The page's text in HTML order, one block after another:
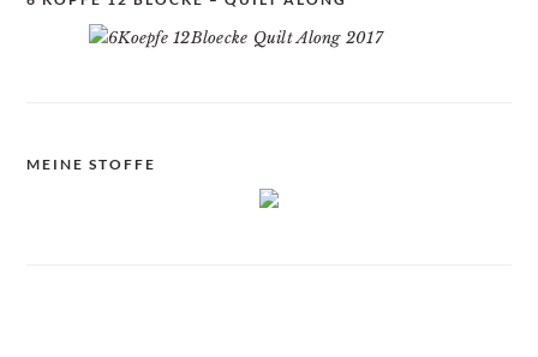
MEINE STOFFE